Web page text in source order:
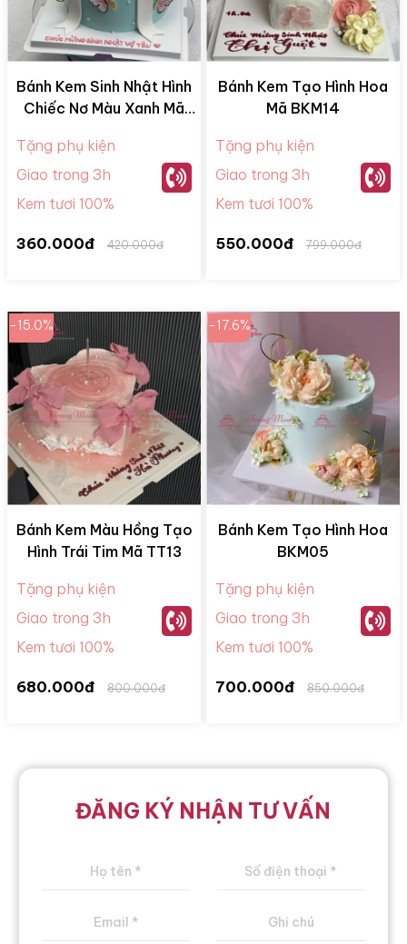
Bánh Kem Sinh Nhật Hình
Chiếc Nơ Màu Xanh Mã
Tặng phụ kiện
Giao trong 3h
Kem tươi 100%
360.000đ 420.000đ
Bánh Kem Tạo Hình Hoa
Mã BKM14
Tặng phụ kiện
Giao trong 3h
Kem tươi 100%
550.000đ 799.000đ
-15.0%
Bánh Kem Màu Hồng Tạo
Hình Trái Tim Mã TT13
Tặng phụ kiện
Giao trong 3h
Kem tươi 100%
680.000đ 800.000đ
-17.6%
Bánh Kem Tạo Hình Hoa
BKM05
Tặng phụ kiện
Giao trong 3h
Kem tươi 100%
700.000đ 850.000đ
ĐĂNG KÝ NHẬN TƯ VẤN